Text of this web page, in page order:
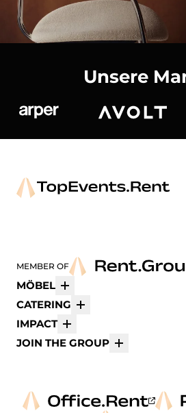
Unsere
MEMBER OF
MÖBEL
CATERING
IMPACT
JOIN THE GROUP